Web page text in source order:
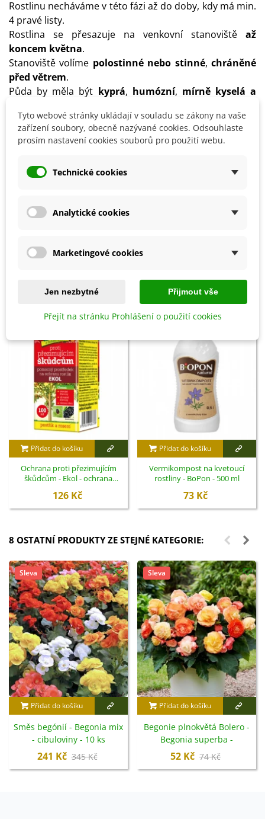
Rostlinu necháváme v této fázi až do doby, kdy má min.
4 pravé listy.
Rostlina se přesazuje na venkovní stanoviště až
koncem května.
Stanoviště volíme polostinné nebo stinné,chráněné
před větrem.
Půda by měla být kyprá, humózní, mírně kyselá a
Rostlinu pravidelně přihnojujeme od jara do léta
hnojivem podporující kvetení.
Hnojení se omezí až koncem léta.
země,očistěte a nechte zaschnout
vlhkou rašelinou při teplotě okolo 6 °C
Detaily produktu
Přidat do košíku
Ochrana proti přezimujícím
škůdcům - Ekol - ochrana
126 Kč
Přidat do košíku
Vermikompost na kvetoucí
rostliny - BoPon - 500 ml
73 Kč
8 OSTATNÍ PRODUKTY ZE STEJNÉ KATEGORIE:
Sleva
Přidat do košíku
Směs begónií - Begonia mix
- cibuloviny - 10 ks
241 Kč 345 Kč
Sleva
Přidat do košíku
Begonie plnokvětá Bolero -
Begonia superba -
cibuloviny - 2 ks
52 Kč 74 Kč
Tyto webové stránky ukládají v souladu se zákony na vaše
zařízení soubory, obecně nazývané cookies. Odsouhlaste
prosím nastavení cookies souborů pro použití webu.
Technické cookies
Analytické cookies
Marketingové cookies
Jen nezbytné Přijmout vše
Přejít na stránku Prohlášení o použití cookies